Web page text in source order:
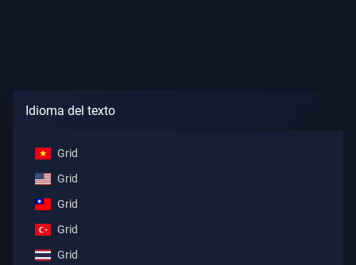
Idioma del texto
Grid
Grid
Grid
Grid
Grid